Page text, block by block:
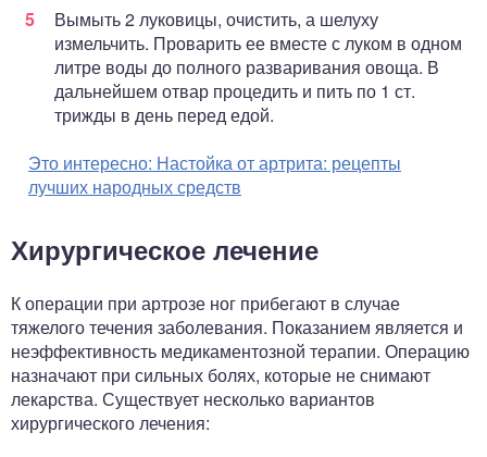
Вымыть 2 луковицы, очистить, а шелуху
измельчить. Проварить ее вместе с луком в одном
литре воды до полного разваривания овоща. В
дальнейшем отвар процедить и пить по 1 ст.
трижды в день перед едой.
Это интересно: Настойка от артрита: рецепты
лучших народных средств
Хирургическое лечение
К операции при артрозе ног прибегают в случае
тяжелого течения заболевания. Показанием является и
неэффективность медикаментозной терапии. Операцию
назначают при сильных болях, которые не снимают
лекарства. Существует несколько вариантов
хирургического лечения: